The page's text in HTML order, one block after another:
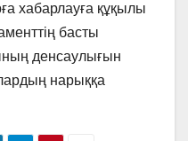
хабарлауға құқылы
басты
денсаулығын
нарыққа